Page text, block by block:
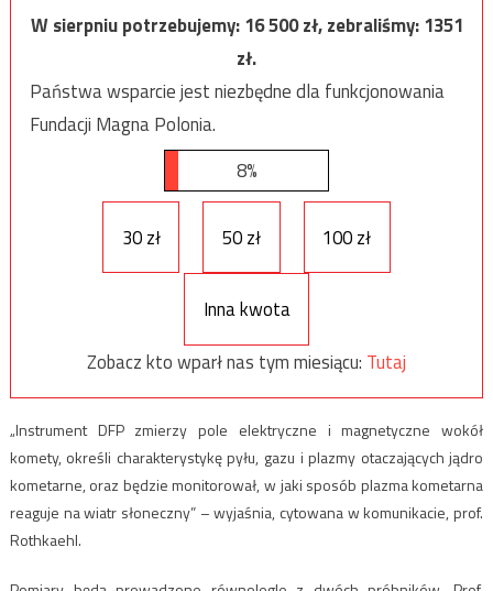
W sierpniu potrzebujemy:16 500zł, zebraliśmy:1351
zł.
Państwa wsparcie jest niezbędne dla funkcjonowania
Fundacji Magna Polonia.
8%
30 zł 50 zł 100 zł
Inna kwota
Zobacz kto wparł nas tym miesiącu: Tutaj
„Instrument DFP zmierzy pole elektryczne i magnetyczne wokół
komety, określi charakterystykę pyłu, gazu i plazmy otaczających jądro
kometarne, oraz będzie monitorował, w jaki sposób plazma kometarna
reaguje na wiatr słoneczny” – wyjaśnia, cytowana w komunikacie, prof.
Rothkaehl.